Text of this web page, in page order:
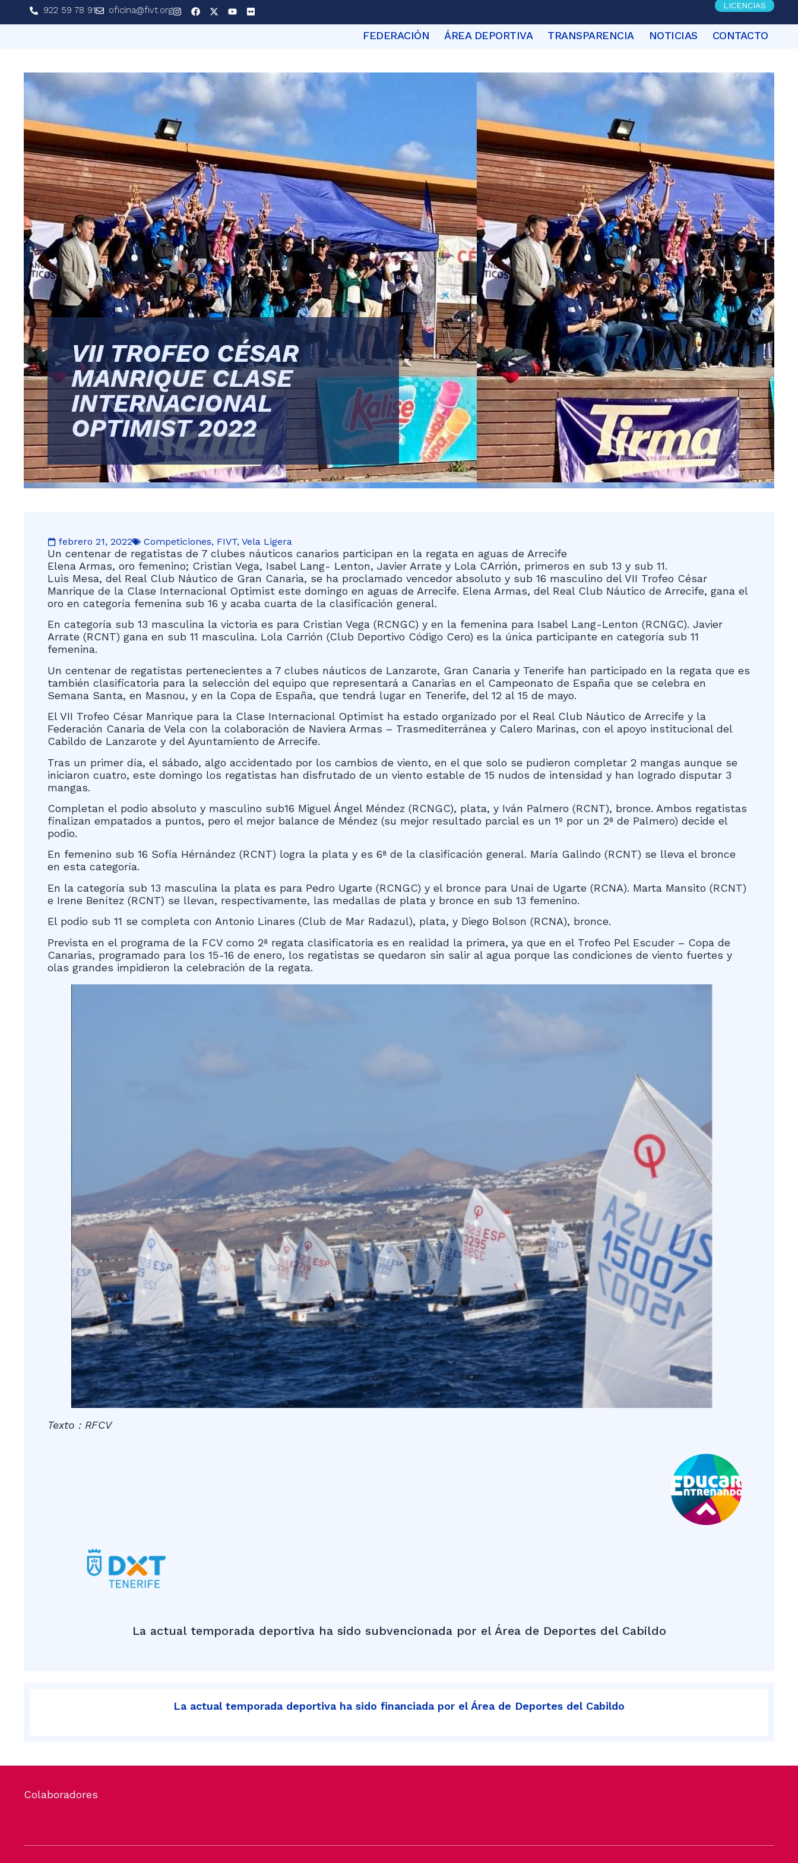
922 59 78 91 oficina@fivt.org LICENCIAS
FEDERACIÓN ÁREA DEPORTIVA TRANSPARENCIA NOTICIAS CONTACTO
VII TROFEO CÉSAR
MANRIQUE CLASE
INTERNACIONAL
OPTIMIST 2022
febrero 21, 2022 Competiciones, FIVT, Vela Ligera
Un centenar de regatistas de 7 clubes náuticos canarios participan en la regata en aguas de Arrecife
Elena Armas, oro femenino; Cristian Vega, Isabel Lang- Lenton, Javier Arrate y Lola CArrión, primeros en sub 13 y sub 11.
Luis Mesa, del Real Club Náutico de Gran Canaria, se ha proclamado vencedor absoluto y sub 16 masculino del VII Trofeo César
Manrique de la Clase Internacional Optimist este domingo en aguas de Arrecife. Elena Armas, del Real Club Náutico de Arrecife, gana el
oro en categoría femenina sub 16 y acaba cuarta de la clasificación general.
En categoría sub 13 masculina la victoria es para Cristian Vega (RCNGC) y en la femenina para Isabel Lang-Lenton (RCNGC). Javier
Arrate (RCNT) gana en sub 11 masculina. Lola Carrión (Club Deportivo Código Cero) es la única participante en categoría sub 11
femenina.
Un centenar de regatistas pertenecientes a 7 clubes náuticos de Lanzarote, Gran Canaria y Tenerife han participado en la regata que es
también clasificatoria para la selección del equipo que representará a Canarias en el Campeonato de España que se celebra en
Semana Santa, en Masnou, y en la Copa de España, que tendrá lugar en Tenerife, del 12 al 15 de mayo.
El VII Trofeo César Manrique para la Clase Internacional Optimist ha estado organizado por el Real Club Náutico de Arrecife y la
Federación Canaria de Vela con la colaboración de Naviera Armas – Trasmediterránea y Calero Marinas, con el apoyo institucional del
Cabildo de Lanzarote y del Ayuntamiento de Arrecife.
Tras un primer día, el sábado, algo accidentado por los cambios de viento, en el que solo se pudieron completar 2 mangas aunque se
iniciaron cuatro, este domingo los regatistas han disfrutado de un viento estable de 15 nudos de intensidad y han logrado disputar 3
mangas.
Completan el podio absoluto y masculino sub16 Miguel Ángel Méndez (RCNGC), plata, y Iván Palmero (RCNT), bronce. Ambos regatistas
finalizan empatados a puntos, pero el mejor balance de Méndez (su mejor resultado parcial es un 1º por un 2ª de Palmero) decide el
podio.
En femenino sub 16 Sofía Hérnández (RCNT) logra la plata y es 6ª de la clasificación general. María Galindo (RCNT) se lleva el bronce
en esta categoría.
En la categoría sub 13 masculina la plata es para Pedro Ugarte (RCNGC) y el bronce para Unai de Ugarte (RCNA). Marta Mansito (RCNT)
e Irene Benítez (RCNT) se llevan, respectivamente, las medallas de plata y bronce en sub 13 femenino.
El podio sub 11 se completa con Antonio Linares (Club de Mar Radazul), plata, y Diego Bolson (RCNA), bronce.
Prevista en el programa de la FCV como 2ª regata clasificatoria es en realidad la primera, ya que en el Trofeo Pel Escuder – Copa de
Canarias, programado para los 15-16 de enero, los regatistas se quedaron sin salir al agua porque las condiciones de viento fuertes y
olas grandes impidieron la celebración de la regata.
Texto : RFCV
La actual temporada deportiva ha sido subvencionada por el Área de Deportes del Cabildo
La actual temporada deportiva ha sido financiada por el Área de Deportes del Cabildo
Colaboradores